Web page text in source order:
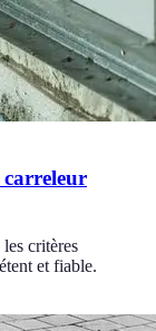
carreleur
critères
et fiable.